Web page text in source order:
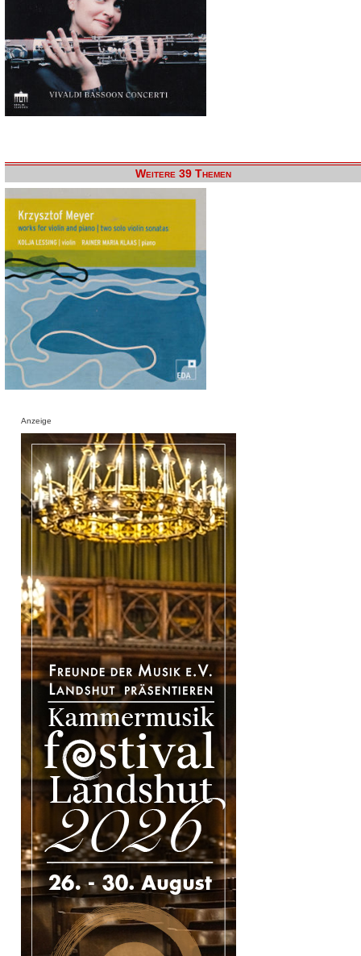
Weitere 39 Themen
Anzeige